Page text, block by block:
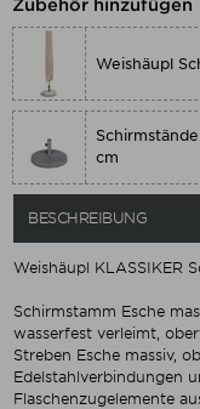
Zubehör hinzufügen
Weishäupl
cm
BESCHREIBUNG
Weishäupl KLASSIKER
Schirmstamm Esche
wasserfest verleimt,
Streben Esche massiv,
Edelstahlverbindungen
Flaschenzugelemente